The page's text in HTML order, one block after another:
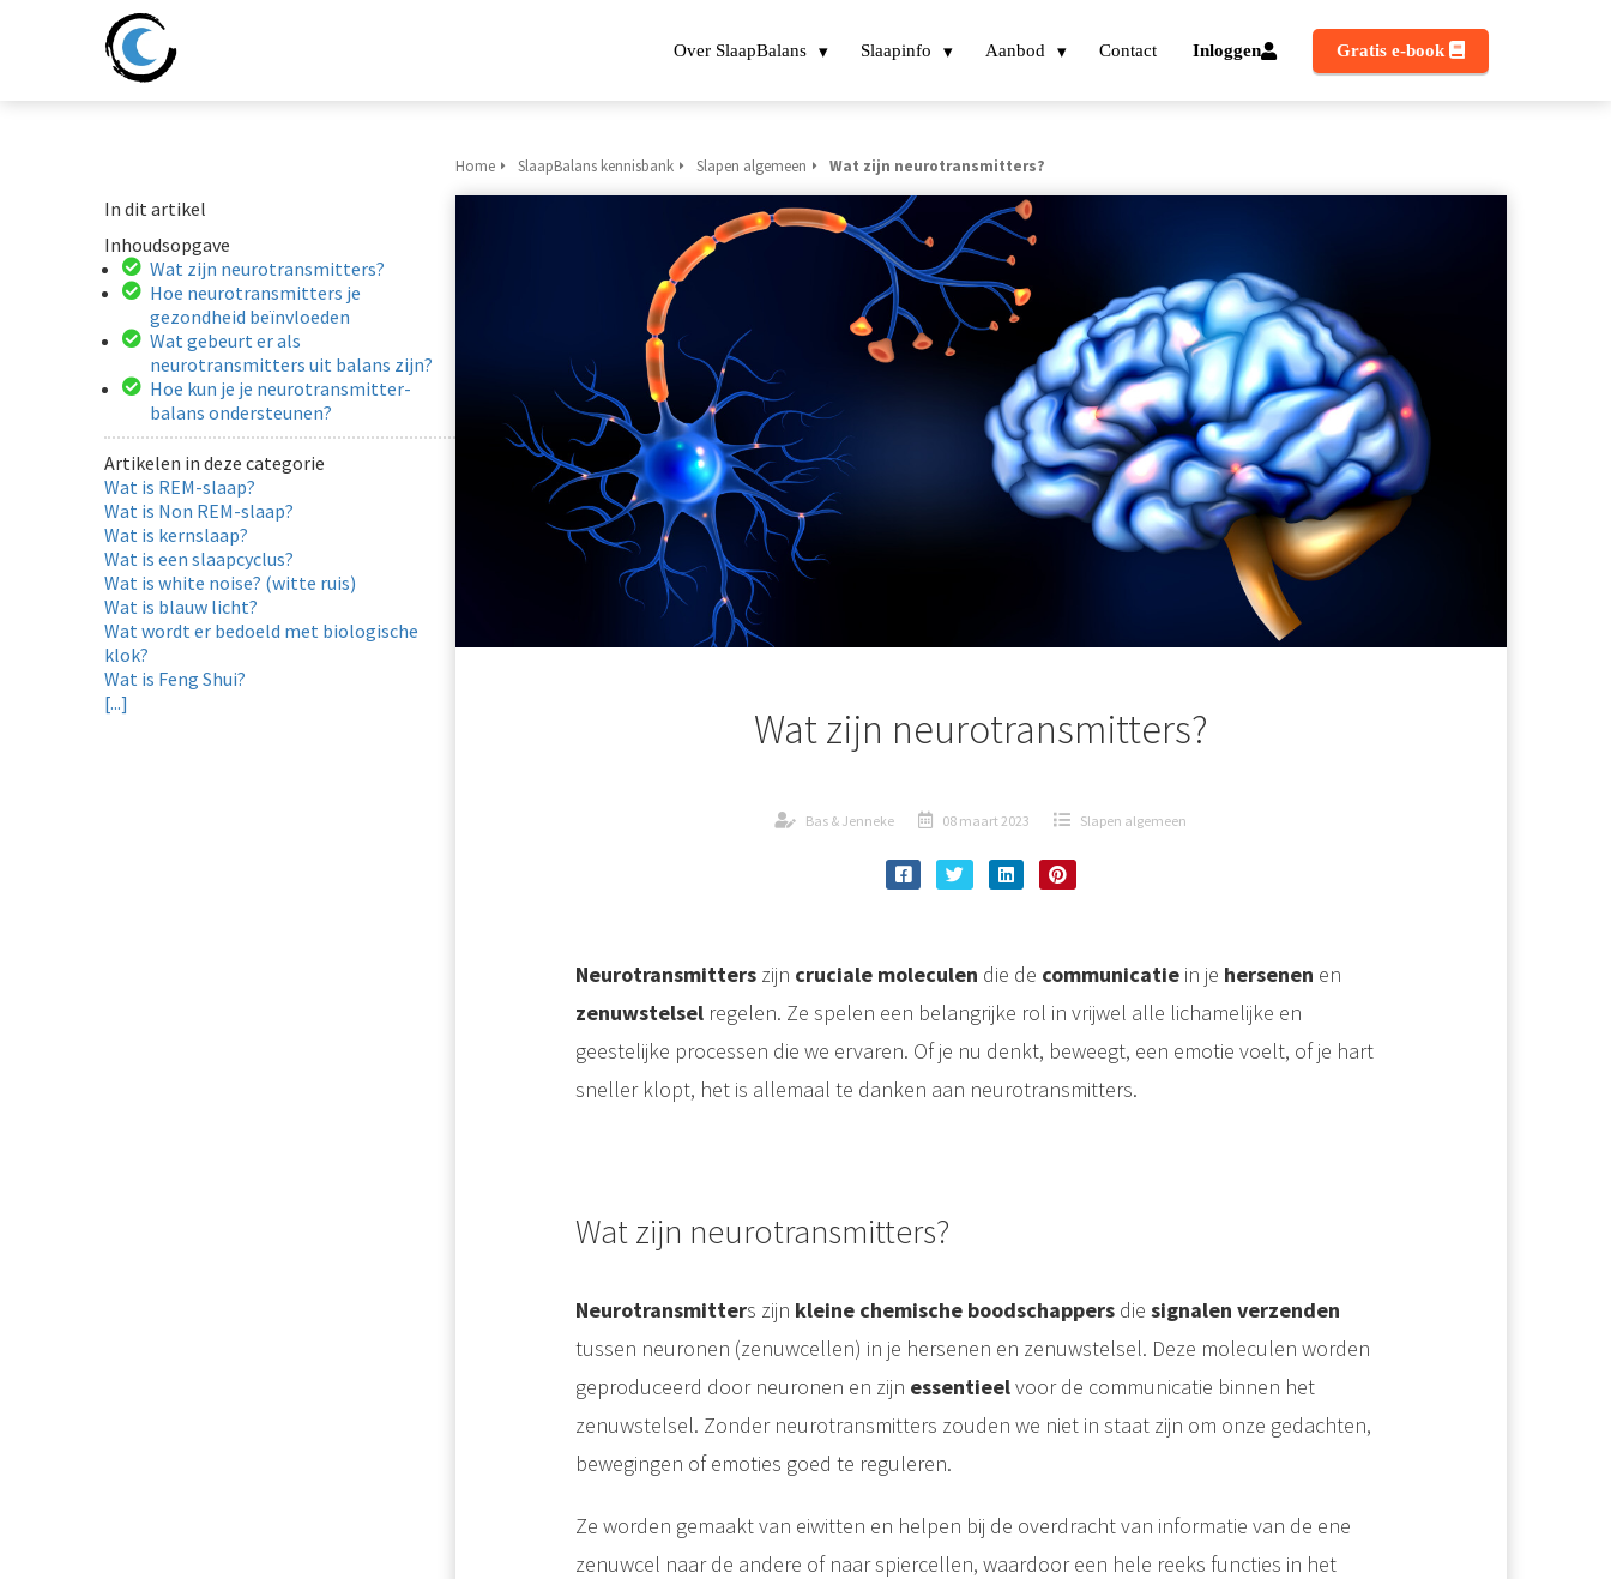
Over SlaapBalans Slaapinfo Aanbod Contact Inloggen Gratis e-book
In dit artikel
Inhoudsopgave
Wat zijn neurotransmitters?
Hoe neurotransmitters je
gezondheid beïnvloeden
Wat gebeurt er als
neurotransmitters uit balans zijn?
Hoe kun je je neurotransmitter-
balans ondersteunen?
Artikelen in deze categorie
Wat is REM-slaap?
Wat is Non REM-slaap?
Wat is kernslaap?
Wat is een slaapcyclus?
Wat is white noise? (witte ruis)
Wat is blauw licht?
Wat wordt er bedoeld met biologische
klok?
Wat is Feng Shui?
[...]
Home SlaapBalans kennisbank Slapen algemeen Wat zijn neurotransmitters?
Wat zijn neurotransmitters?
Bas & Jenneke 08 maart 2023 Slapen algemeen
Neurotransmitterszijn cruciale moleculen die de communicatiein je hersenen en
zenuwstelsel regelen. Ze spelen een belangrijke rol in vrijwel alle lichamelijke en
geestelijke processen die we ervaren. Of je nu denkt, beweegt, een emotie voelt, of je hart
sneller klopt, het is allemaal te danken aan neurotransmitters.
Wat zijn neurotransmitters?
Neurotransmitters zijn kleine chemische boodschappers die signalen verzenden
tussen neuronen (zenuwcellen) in je hersenen en zenuwstelsel. Deze moleculen worden
geproduceerd door neuronen en zijn essentieelvoor de communicatie binnen het
zenuwstelsel. Zonder neurotransmitters zouden we niet in staat zijn om onze gedachten,
bewegingen of emoties goed te reguleren.
Ze worden gemaakt van eiwitten en helpen bij de overdracht van informatie van de ene
zenuwcel naar de andere of naar spiercellen, waardoor een hele reeks functies in het